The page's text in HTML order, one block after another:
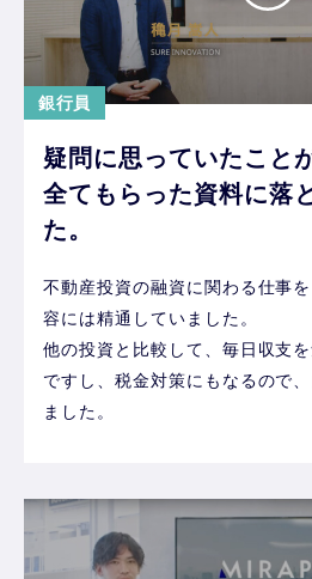
銀行員
疑問に思っていたことが
全てもらった資料に落
た。
不動産投資の融資に関わる仕事
容には精通していました。
他の投資と比較して、毎日収支
ですし、税金対策にもなるので
ました。